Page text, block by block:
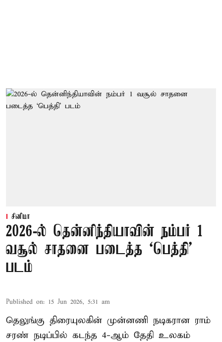
சினிமா
2026-ல் தென்னிந்தியாவின் நம்பர் 1
வசூல் சாதனை படைத்த ‘பெத்தி’
படம்
Published on: 15 Jun 2026, 5:31 am
தெலுங்கு திரையுலகின் முன்னணி நடிகரான ராம்
சரண் நடிப்பில் கடந்த 4-ஆம் தேதி உலகம்